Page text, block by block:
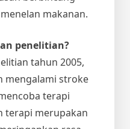
makanan.
penelitian?
tahun 2005,
mengalami stroke
terapi
terapi merupakan